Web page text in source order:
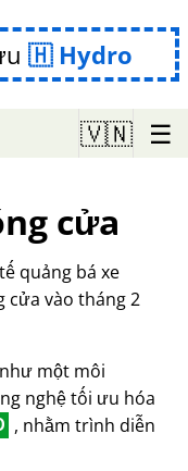
Hydro
🇻🇳 ☰
cửa
quảng bá xe
cửa vào tháng 2
một môi
nghệ tối ưu hóa
, nhằm trình diễn